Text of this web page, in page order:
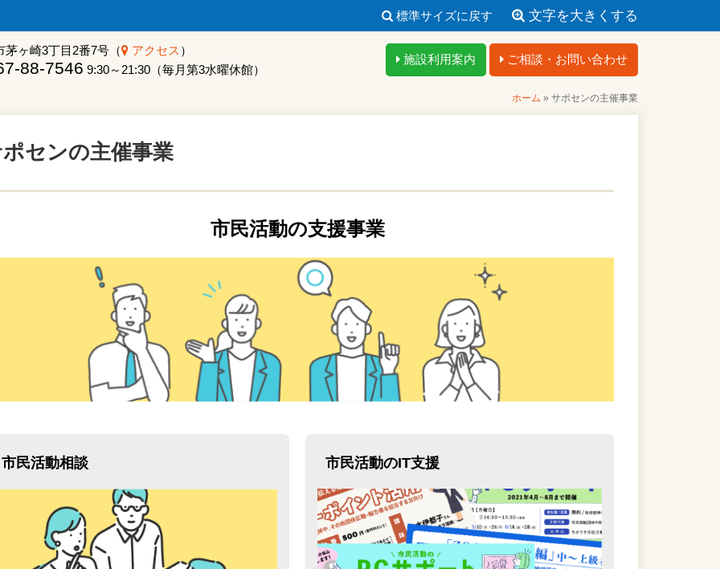
標準サイズに戻す 文字を大きくする
茅ヶ崎3丁目2番7号（ アクセス ）
88-7546 9:30～21:30（毎月第3水曜休館）
施設利用案内 ご相談・お問い合わせ
ホーム » サポセンの主催事業
センの主催事業
市民活動の支援事業
市民活動相談 市民活動のIT支援